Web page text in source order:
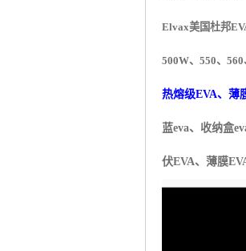
Elvax美国杜邦
500W、 550、 560
热熔级EVA、薄
蓝eva、收纳盒
伏EVA、薄膜